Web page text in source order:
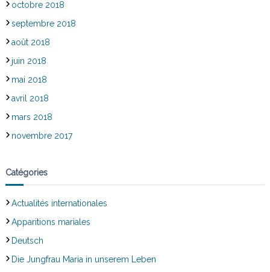
octobre 2018
septembre 2018
août 2018
juin 2018
mai 2018
avril 2018
mars 2018
novembre 2017
Catégories
Actualités internationales
Apparitions mariales
Deutsch
Die Jungfrau Maria in unserem Leben